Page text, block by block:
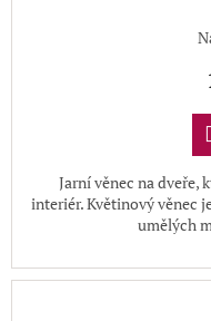
Jarní věnec na
interiér.Květinový věnec
umělých